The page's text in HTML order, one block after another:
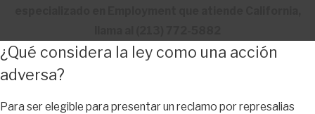
¿Qué considera la ley como una acción
adversa?
Para ser elegible para presentar un reclamo por represalias